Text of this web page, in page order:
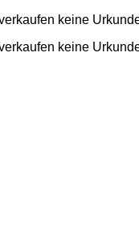
keine
keine